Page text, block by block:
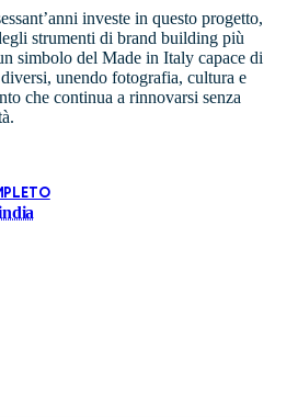
investe in questo progetto,
strumenti di brand building più
simbolo del Made in Italy capace di
unendo fotografia, cultura e
che continua a rinnovarsi senza